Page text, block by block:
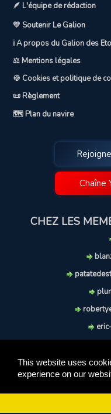
This website uses
experience on our
🪶 L'équipe de rédaction
💛 Soutenir Le Galion
ℹ️ A propos du Galion des
⚖️ Mentions légales
🍪 Cookies et politique de
📜 Règlement
🗺️ Plan du navire
Chaîne
CHEZ LES
Ce site est réalisé